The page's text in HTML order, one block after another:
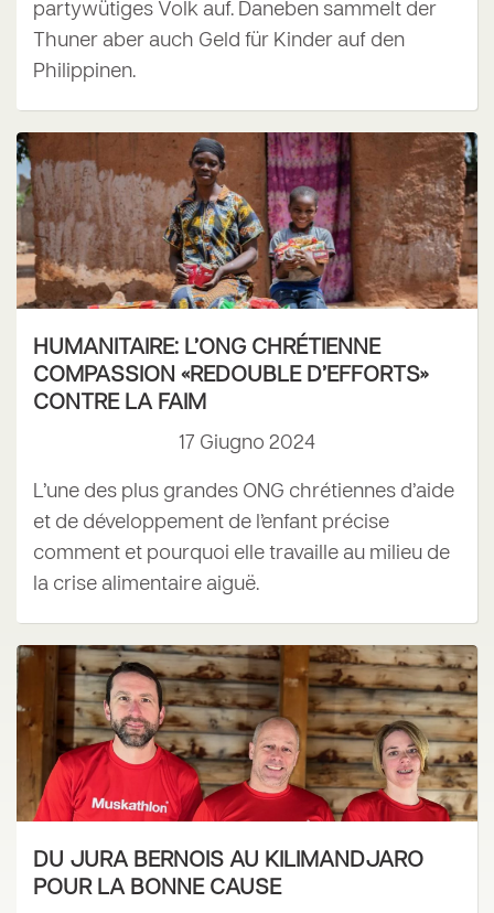
partywütiges Volk auf. Daneben sammelt der
Thuner aber auch Geld für Kinder auf den
Philippinen.
HUMANITAIRE: L’ONG CHRÉTIENNE
COMPASSION «REDOUBLE D’EFFORTS»
CONTRE LA FAIM
17 Giugno 2024
L’une des plus grandes ONG chrétiennes d’aide
et de développement de l’enfant précise
comment et pourquoi elle travaille au milieu de
la crise alimentaire aiguë.
DU JURA BERNOIS AU KILIMANDJARO
POUR LA BONNE CAUSE